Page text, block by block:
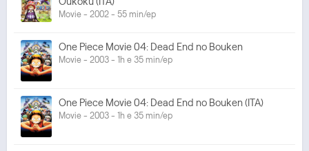
Movie - 2002 - 55 min/ep
One Piece Movie 04: Dead End no Bouken
Movie - 2003 - 1h e 35 min/ep
One Piece Movie 04: Dead End no Bouken (ITA)
Movie - 2003 - 1h e 35 min/ep